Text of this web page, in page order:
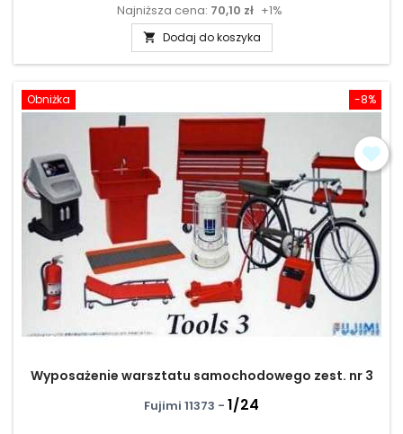
podstawowa
Najniższa cena: 70,10 zł +1%
 Dodaj do koszyka
-8%
Obniżka
Wyposażenie warsztatu samochodowego zest. nr 3
Fujimi 11373 - 1/24